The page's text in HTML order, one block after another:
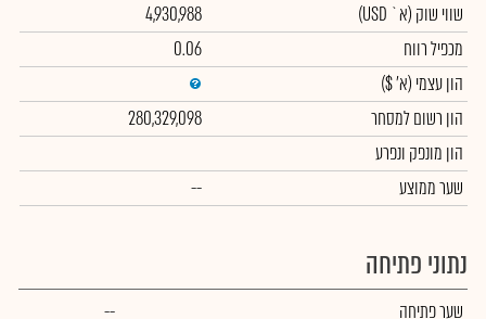
שווי שוק (א` USD)
4,930,988
מכפיל רווח
0.06
הון עצמי (א' $)
הון רשום למסחר
280,329,098
הון מונפק ונפרע
שער ממוצע
--
נתוני פתיחה
שער פתיחה --